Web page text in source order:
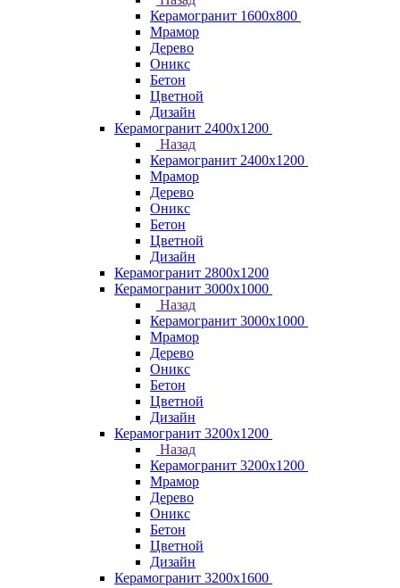
Керамогранит 1600х800
Мрамор
Дерево
Оникс
Бетон
Цветной
Дизайн
Керамогранит 2400х1200
Назад
Керамогранит 2400х1200
Мрамор
Дерево
Оникс
Бетон
Цветной
Дизайн
Керамогранит 2800x1200
Керамогранит 3000х1000
Назад
Керамогранит 3000х1000
Мрамор
Дерево
Оникс
Бетон
Цветной
Дизайн
Керамогранит 3200х1200
Назад
Керамогранит 3200х1200
Мрамор
Дерево
Оникс
Бетон
Цветной
Дизайн
Керамогранит 3200х1600